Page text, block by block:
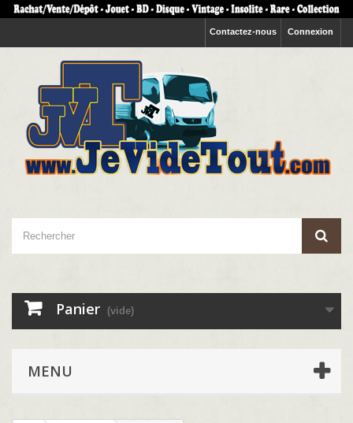
Connexion
Contactez-nous
Panier (vide)
MENU